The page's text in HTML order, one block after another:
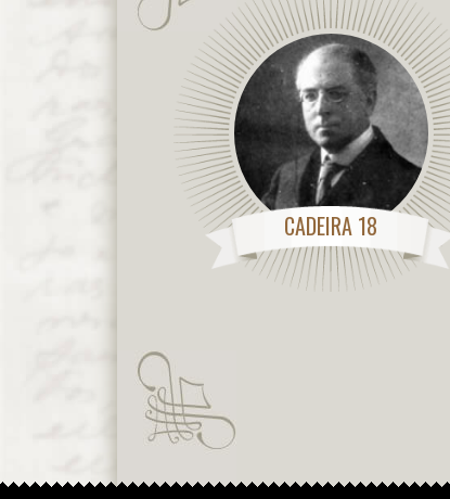
CADEIRA 18